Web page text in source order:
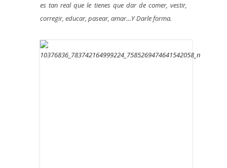
es tan real quele tienes que dar de comer, vestir,
corregir, educar, pasear, amar…Y Darle forma.